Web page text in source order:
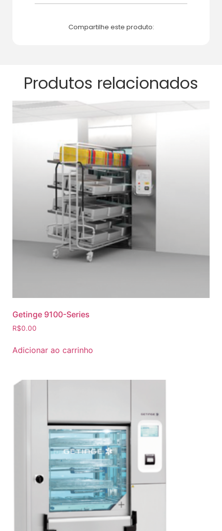
Compartilhe este produto:
Produtos relacionados
Getinge 9100-Series
R$0.00
Adicionar ao carrinho